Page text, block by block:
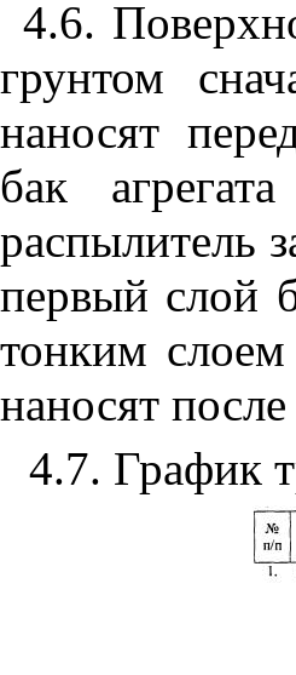
4.6.
грунтом
наносят
бак
распылитель
первый слой
тонким
наносят
4.7. График